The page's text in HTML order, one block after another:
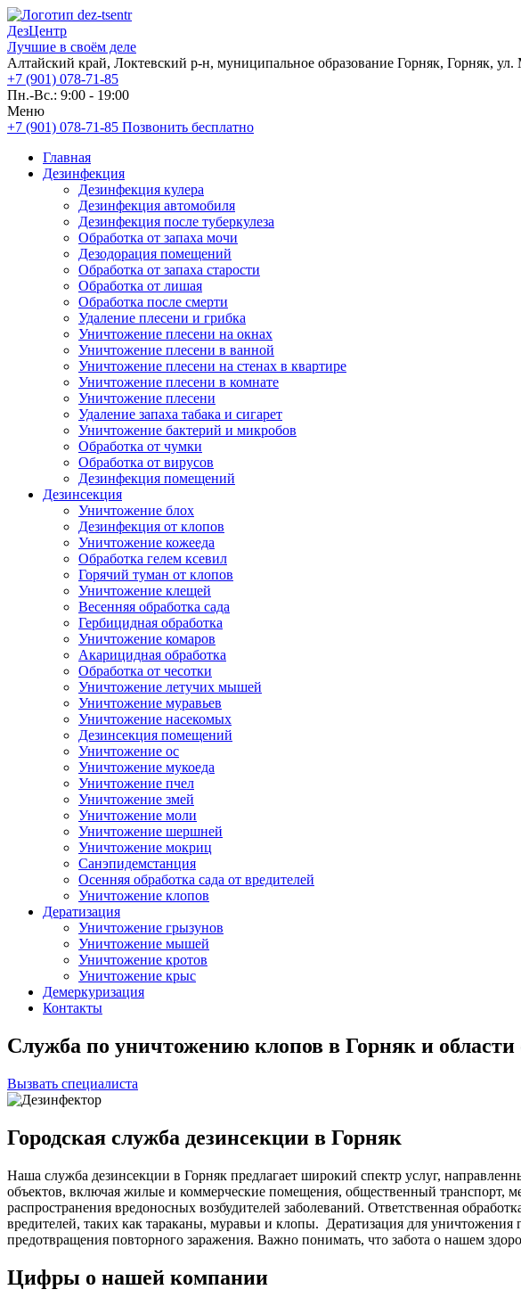
ДезЦентр
Лучшие в своём деле
Алтайский край, Локтевский р-н, муниципальное образование Горняк, Горняк,
+7 (901) 078-71-85
Пн.-Вс.: 9:00 - 19:00
Меню
+7 (901) 078-71-85 Позвонить бесплатно
Главная
Дезинфекция
Дезинфекция кулера
Дезинфекция автомобиля
Дезинфекция после туберкулеза
Обработка от запаха мочи
Дезодорация помещений
Обработка от запаха старости
Обработка от лишая
Обработка после смерти
Удаление плесени и грибка
Уничтожение плесени на окнах
Уничтожение плесени в ванной
Уничтожение плесени на стенах в квартире
Уничтожение плесени в комнате
Уничтожение плесени
Удаление запаха табака и сигарет
Уничтожение бактерий и микробов
Обработка от чумки
Обработка от вирусов
Дезинфекция помещений
Дезинсекция
Уничтожение блох
Дезинфекция от клопов
Уничтожение кожееда
Обработка гелем ксевил
Горячий туман от клопов
Уничтожение клещей
Весенняя обработка сада
Гербицидная обработка
Уничтожение комаров
Акарицидная обработка
Обработка от чесотки
Уничтожение летучих мышей
Уничтожение муравьев
Уничтожение насекомых
Дезинсекция помещений
Уничтожение ос
Уничтожение мукоеда
Уничтожение пчел
Уничтожение змей
Уничтожение моли
Уничтожение шершней
Уничтожение мокриц
Санэпидемстанция
Осенняя обработка сада от вредителей
Уничтожение клопов
Дератизация
Уничтожение грызунов
Уничтожение мышей
Уничтожение кротов
Уничтожение крыс
Демеркуризация
Контакты
Служба по уничтожению клопов в Горняк и области
Вызвать специалиста
Городская служба дезинсекции в Горняк
Наша служба дезинсекции в Горняк предлагает широкий спектр услуг,
объектов, включая жилые и коммерческие помещения, общественный транспорт,
распространения вредоносных возбудителей заболеваний. Ответственная
вредителей, таких как тараканы, муравьи и клопы. Дератизация для
предотвращения повторного заражения. Важно понимать, что забота о нашем
Цифры о нашей компании